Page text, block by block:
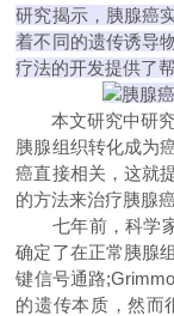
研究揭示，胰腺癌
着不同的遗传诱导
疗法的开发提供了
本文研究中研究
胰腺组织转化成为
癌直接相关，这就
的方法来治疗胰腺癌
七年前，科学家
确定了在正常胰腺
键信号通路
的遗传本质，然而